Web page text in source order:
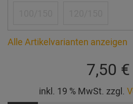
Alle Artikelvarianten anzeigen
7,50 €
inkl. 19 % MwSt. zzgl.